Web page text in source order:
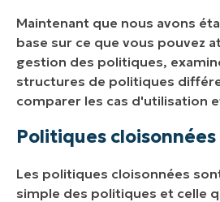
Maintenant que nous avons
base sur ce que vous pouvez
gestion des politiques,
structures de politiques
comparer les cas d'utilisation
Politiques cloisonnées
Les politiques cloisonnées
simple des politiques et celle